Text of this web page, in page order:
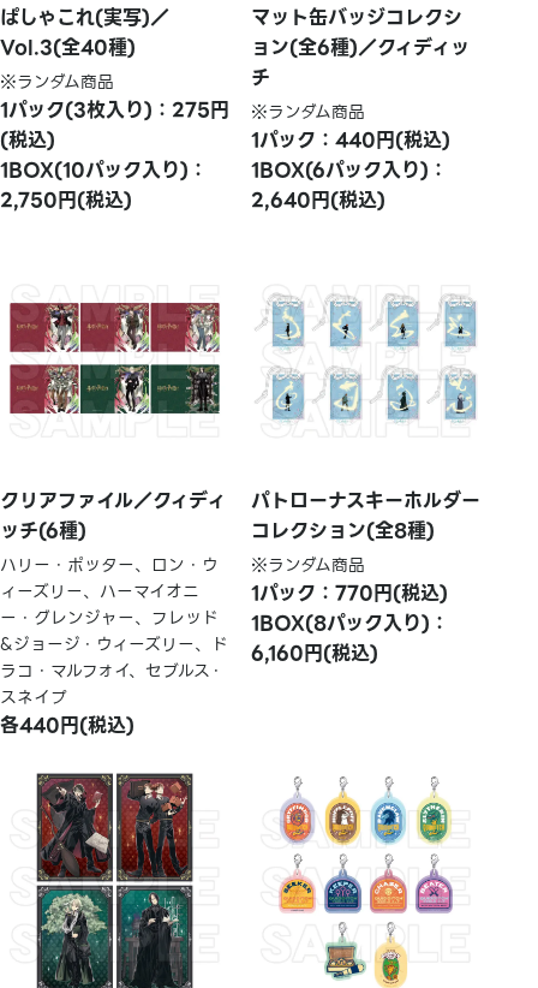
ぱしゃこれ(実写)／
Vol.3(全40種)
※ランダム商品
1パック(3枚入り)：275円
(税込)
1BOX(10パック入り)：
2,750円(税込)
マット缶バッジコレクシ
ョン(全6種)／クィディッ
チ
※ランダム商品
1パック：440円(税込)
1BOX(6パック入り)：
2,640円(税込)
クリアファイル／クィディ
ッチ(6種)
ハリー・ポッター、ロン・ウ
ィーズリー、ハーマイオニ
ー・グレンジャー、フレッド
&ジョージ・ウィーズリー、ド
ラコ・マルフォイ、セブルス・
スネイプ
各440円(税込)
パトローナスキーホルダー
コレクション(全8種)
※ランダム商品
1パック：770円(税込)
1BOX(8パック入り)：
6,160円(税込)